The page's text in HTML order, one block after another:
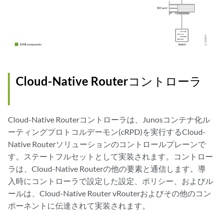
Cloud-Native Routerコントローラ
Cloud-Native Routerコントローラは、Junosコンテナ化ル
ーティングプロトコルデーモン(cRPD)を実行するCloud-
Native Routerソリューションのコントロールプレーンで
す。ステートフルセットとして実装されます。コントロー
ラは、Cloud-Native Routerの他の要素と通信します。導
入時にコントローラで設定した設定、ポリシー、およびル
ールは、Cloud-Native Router vRouterおよびその他のコン
ポーネントに伝達されて実装されます。